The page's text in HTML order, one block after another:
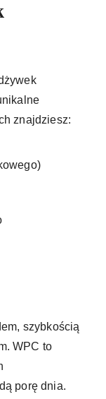
znajdziesz:
szybkością
WPC to
porę dnia.